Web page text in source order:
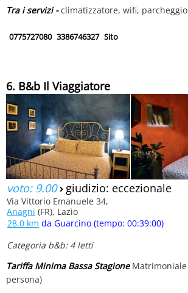
Tra i servizi -climatizzatore, wifi, parcheggio
0775727080 3386746327 Sito
6. B&b Il Viaggiatore
voto: 9.00› giudizio: eccezionale
Via Vittorio Emanuele 34,
Anagni (FR), Lazio
28.0 km da Guarcino (tempo: 00:39:00)
Categoria b&b: 4 letti
Tariffa Minima Bassa StagioneMatrimoniale
persona)